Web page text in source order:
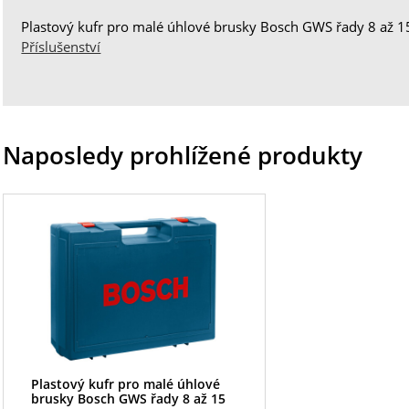
Plastový kufr pro malé úhlové brusky Bosch GWS řady 8 až
Příslušenství
Naposledy prohlížené produkty
Plastový kufr pro malé úhlové
brusky Bosch GWS řady 8 až 15